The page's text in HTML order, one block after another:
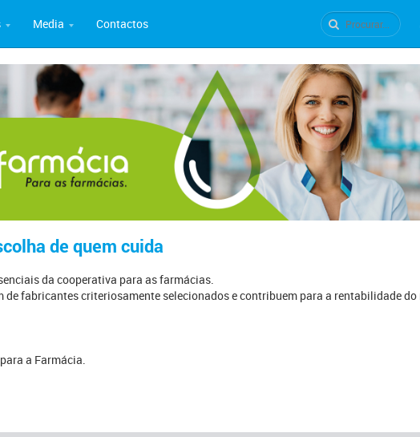
Media Contactos
Mais de 26 milhões de doses
vacinas administradas
Portugal desde a
há dois anos
09 dezembro
Testagem à COVID-19 nas
farmácias permitiu maior
acesso e cobertura nacional,
revela estudo
07 dezembro
Infarmed autoriza
Nimodipina com rotulação
estrangeira
de quem cuida
da cooperativa para as farmácias.
de fabricantes criteriosamente selecionados e contribuem para a rentabilidade do
a Farmácia.